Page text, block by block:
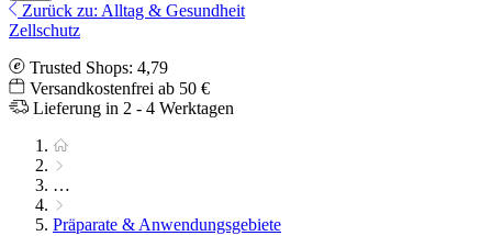
Zurück zu: Alltag & Gesundheit
Zellschutz
Trusted Shops: 4,79
Versandkostenfrei ab 50 €
Lieferung in 2 - 4 Werktagen
…
Präparate & Anwendungsgebiete